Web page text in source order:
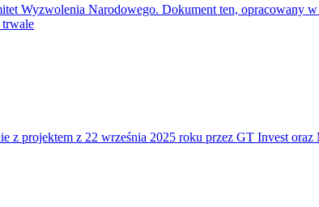
Wyzwolenia Narodowego. Dokument ten, opracowany
trwale
z 22 września 2025 roku przez GT Invest oraz